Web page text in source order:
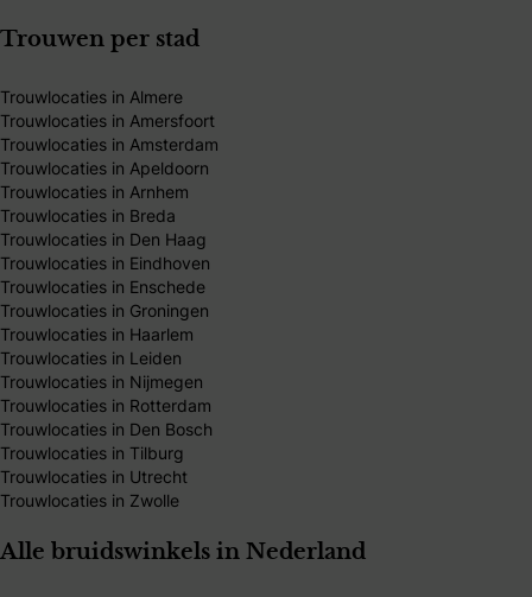
Trouwen per stad
Trouwlocaties in Almere
Trouwlocaties in Amersfoort
Trouwlocaties in Amsterdam
Trouwlocaties in Apeldoorn
Trouwlocaties in Arnhem
Trouwlocaties in Breda
Trouwlocaties in Den Haag
Trouwlocaties in Eindhoven
Trouwlocaties in Enschede
Trouwlocaties in Groningen
Trouwlocaties in Haarlem
Trouwlocaties in Leiden
Trouwlocaties in Nijmegen
Trouwlocaties in Rotterdam
Trouwlocaties in Den Bosch
Trouwlocaties in Tilburg
Trouwlocaties in Utrecht
Trouwlocaties in Zwolle
Alle bruidswinkels in Nederland